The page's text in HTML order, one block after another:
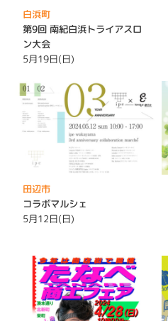
白浜町
第9回 南紀白浜トライアスロ
ン大会
5月19日(日)
田辺市
コラボマルシェ
5月12日(日)